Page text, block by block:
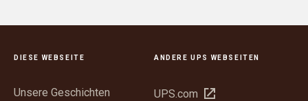
DIESE WEBSEITE
Unsere Geschichten
ANDERE UPS WEBSEITEN
UPS.com In